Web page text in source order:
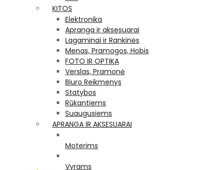
KITOS
Elektronika
Apranga ir aksesuarai
Lagaminai ir Rankinės
Menas, Pramogos, Hobis
FOTO IR OPTIKA
Verslas, Pramonė
Biuro Reikmenys
Statybos
Rūkantiems
Suaugusiems
APRANGA IR AKSESUARAI
Moterims
Vyrams